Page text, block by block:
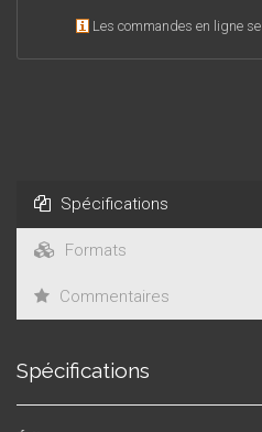
Les commandes en ligne
Spécifications
Formats
Commentaires
Spécifications